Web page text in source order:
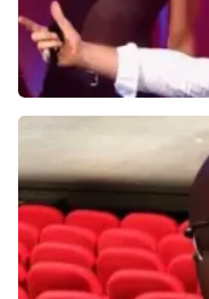
Hans Klok
314+
BEKIJKEN